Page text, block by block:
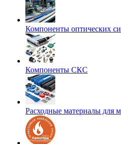
Компоненты оптических
Компоненты СКС
Расходные материалы для